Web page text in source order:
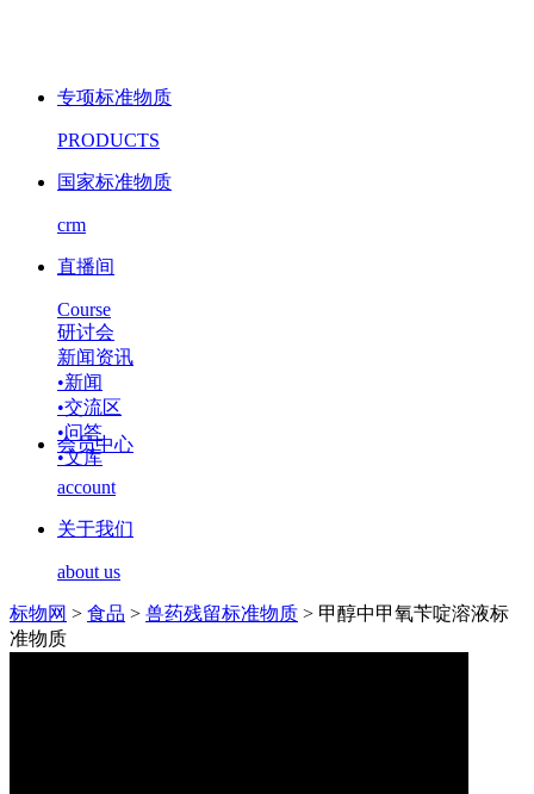
专项标准物质
PRODUCTS
国家标准物质
crm
直播间
Course
研讨会
新闻资讯
•新闻
•交流区
•问答
•文库
会员中心
account
关于我们
about us
标物网 > 食品 > 兽药残留标准物质 > 甲醇中甲氧苄啶溶液标
准物质